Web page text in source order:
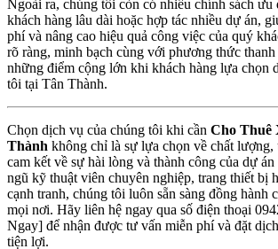
Ngoài ra, chúng tôi còn có nhiều chính sách ưu
khách hàng lâu dài hoặc hợp tác nhiều dự án,
phí và nâng cao hiệu quả công việc của quý
rõ ràng, minh bạch cùng với phương thức
những điểm cộng lớn khi khách hàng lựa chọn
tôi tại Tân Thành.
Chọn dịch vụ của chúng tôi khi cần Cho Thuê
Thành không chỉ là sự lựa chọn về chất lượng,
cam kết về sự hài lòng và thành công của dự
ngũ kỹ thuật viên chuyên nghiệp, trang thiết bị
cạnh tranh, chúng tôi luôn sẵn sàng đồng hành
mọi nơi. Hãy liên hệ ngay qua số điện thoại
Ngay] để nhận được tư vấn miễn phí và đặt
tiện lợi.